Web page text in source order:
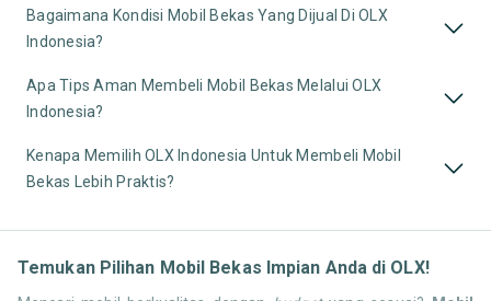
Bagaimana Kondisi Mobil Bekas Yang Dijual Di OLX
Indonesia?
Apa Tips Aman Membeli Mobil Bekas Melalui OLX
Indonesia?
Kenapa Memilih OLX Indonesia Untuk Membeli Mobil
Bekas Lebih Praktis?
Temukan Pilihan Mobil Bekas Impian Anda di OLX!